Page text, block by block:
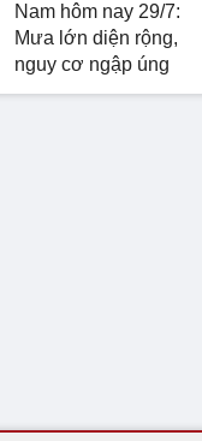
Nam hôm nay 29/7:
Mưa lớn diện rộng,
nguy cơ ngập úng